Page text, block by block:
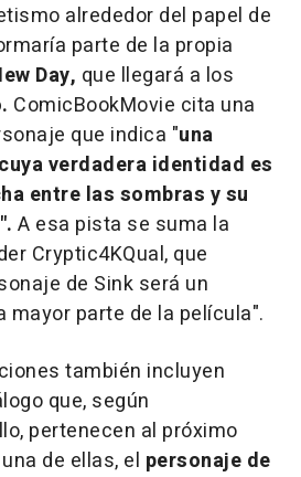
alrededor del papel de
parte de la propia
Day, que llegará a los
ComicBookMovie cita una
que indica "una
verdadera identidad es
entre las sombras y su
A esa pista se suma la
Cryptic4KQual, que
de Sink será un
mayor parte de la película".
también incluyen
que, según
pertenecen al próximo
de ellas, el personaje de